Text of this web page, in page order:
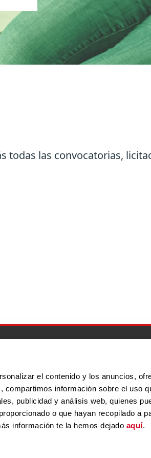
el contenido y los anuncios,
información sobre el uso
publicidad y análisis web, quienes
o que hayan recopilado a
información te la hemos dejado aquí.
todas las convocatorias,
MAPA WEBACCESIBILIDADAVISO